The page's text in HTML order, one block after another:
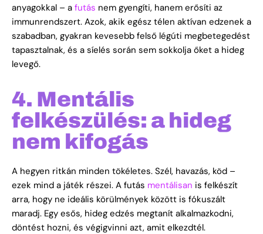
anyagokkal – a futás nem gyengíti, hanem erősíti az
immunrendszert. Azok, akik egész télen aktívan edzenek a
szabadban, gyakran kevesebb felső légúti megbetegedést
tapasztalnak, és a síelés során sem sokkolja őket a hideg
levegő.
4. Mentális
felkészülés: a hideg
nem kifogás
A hegyen ritkán minden tökéletes. Szél, havazás, köd –
ezek mind a játék részei. A futás mentálisan is felkészít
arra, hogy ne ideális körülmények között is fókuszált
maradj. Egy esős, hideg edzés megtanít alkalmazkodni,
döntést hozni, és végigvinni azt, amit elkezdtél.